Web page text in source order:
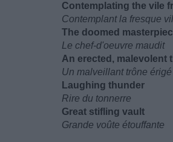
Contemplating the vile
Contemplant la fresque
The doomed
Le chef-d'oeuvre maudit
An erected, malevolent
Un malveillant trône érigé
Laughing thunder
Rire du tonnerre
Great stifling vault
Grande voûte étouffante